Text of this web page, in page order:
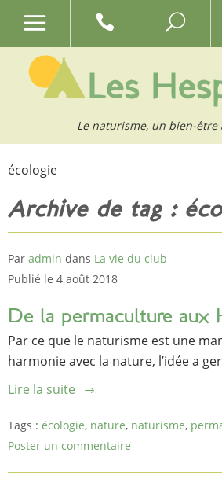
Le naturisme, un bien-être
écologie
Archive de tag :
Par admin dans La vie du club
Publié le 4 août 2018
De la permaculture aux
Par ce que le naturisme est une
harmonie avec la nature, l’idée a
Lire la suite
Tags : écologie, nature, naturisme,
Poster un commentaire